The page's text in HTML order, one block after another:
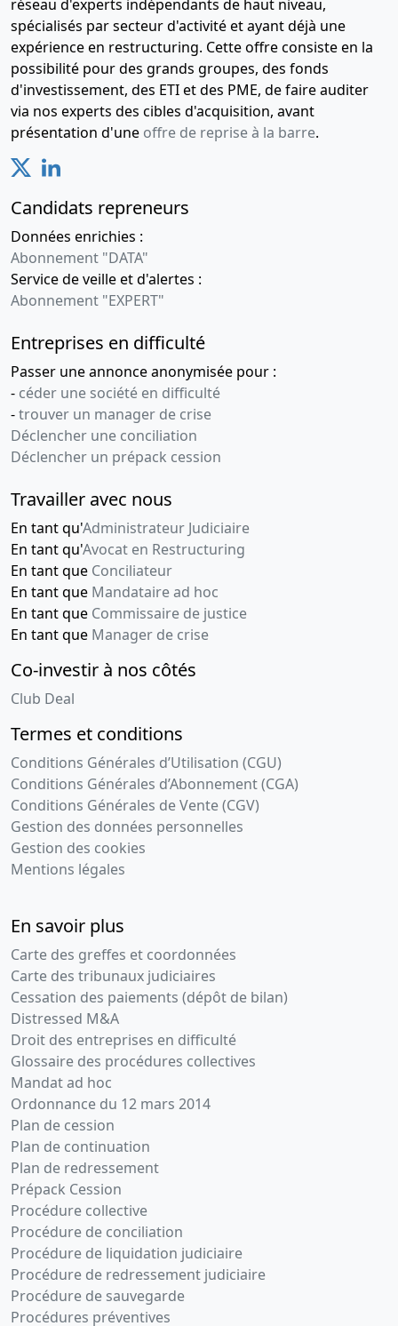
réseau d'experts indépendants de haut niveau,
spécialisés par secteur d'activité et ayant déjà une
expérience en restructuring. Cette offre consiste en la
possibilité pour des grands groupes, des fonds
d'investissement, des ETI et des PME, de faire auditer
via nos experts des cibles d'acquisition, avant
présentation d'une offre de reprise à la barre.
Candidats repreneurs
Données enrichies :
Abonnement "DATA"
Service de veille et d'alertes :
Abonnement "EXPERT"
Entreprises en difficulté
Passer une annonce anonymisée pour :
- céder une société en difficulté
-trouver un manager de crise
Déclencher une conciliation
Déclencher un prépack cession
Travailler avec nous
En tant qu'Administrateur Judiciaire
En tant qu'Avocat en Restructuring
En tant que Conciliateur
En tant que Mandataire ad hoc
En tant que Commissaire de justice
En tant que Manager de crise
Co-investir à nos côtés
Club Deal
Termes et conditions
Conditions Générales d’Utilisation (CGU)
Conditions Générales d’Abonnement (CGA)
Conditions Générales de Vente (CGV)
Gestion des données personnelles
Gestion des cookies
Mentions légales
En savoir plus
Carte des greffes et coordonnées
Carte des tribunaux judiciaires
Cessation des paiements (dépôt de bilan)
Distressed M&A
Droit des entreprises en difficulté
Glossaire des procédures collectives
Mandat ad hoc
Ordonnance du 12 mars 2014
Plan de cession
Plan de continuation
Plan de redressement
Prépack Cession
Procédure collective
Procédure de conciliation
Procédure de liquidation judiciaire
Procédure de redressement judiciaire
Procédure de sauvegarde
Procédures préventives